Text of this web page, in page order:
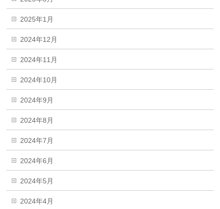
2025年1月
2024年12月
2024年11月
2024年10月
2024年9月
2024年8月
2024年7月
2024年6月
2024年5月
2024年4月